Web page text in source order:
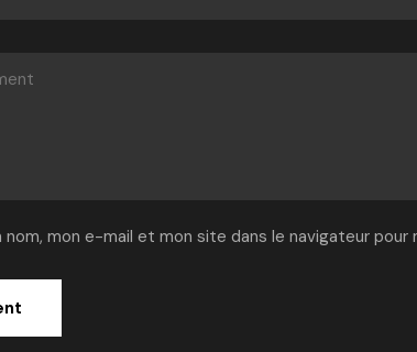
nom, mon e-mail et mon site dans le navigateur pour